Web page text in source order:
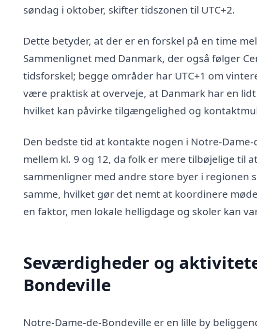
søndag i oktober, skifter tidszonen til UTC+2.
Dette betyder, at der er en forskel på en time
Sammenlignet med Danmark, der også følger
tidsforskel; begge områder har UTC+1 om
være praktisk at overveje, at Danmark har en
hvilket kan påvirke tilgængelighed og
Den bedste tid at kontakte nogen i Notre-
mellem kl. 9 og 12, da folk er mere tilbøjelige til
sammenligner med andre store byer i regionen
samme, hvilket gør det nemt at koordinere
en faktor, men lokale helligdage og skoler kan
Seværdigheder og
Bondeville
Notre-Dame-de-Bondeville er en lille by